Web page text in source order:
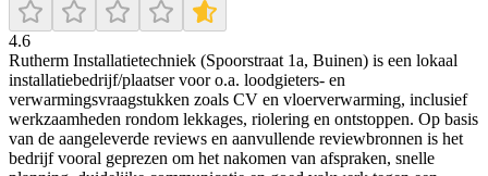
4.6
Rutherm Installatietechniek (Spoorstraat 1a, Buinen) is een lokaal
installatiebedrijf/plaatser voor o.a. loodgieters- en
verwarmingsvraagstukken zoals CV en vloerverwarming, inclusief
werkzaamheden rondom lekkages, riolering en ontstoppen. Op basis
van de aangeleverde reviews en aanvullende reviewbronnen is het
bedrijf vooral geprezen om het nakomen van afspraken, snelle